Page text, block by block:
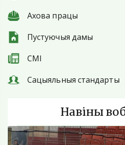
Ахова працы
Пустуючыя дамы
СМІ
Сацыяльныя стандарты
Навіны